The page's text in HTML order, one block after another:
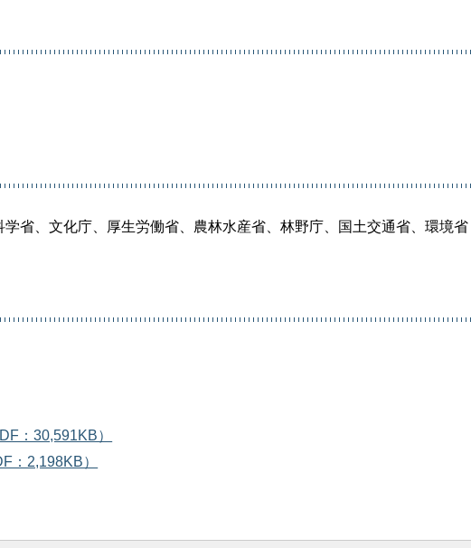
省、文化庁、厚生労働省、農林水産省、林野庁、国土交通省、環境省
：30,591KB）
：2,198KB）